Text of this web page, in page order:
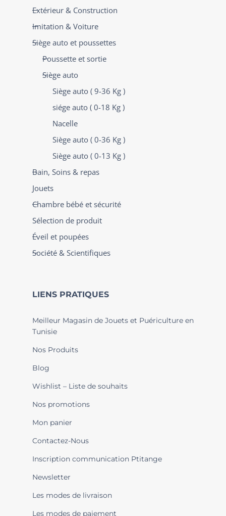
Extérieur & Construction
Imitation & Voiture
Siège auto et poussettes
Poussette et sortie
Siège auto
Siège auto ( 9-36 Kg )
siége auto ( 0-18 Kg )
Nacelle
Siège auto ( 0-36 Kg )
Siège auto ( 0-13 Kg )
Bain, Soins & repas
Jouets
Chambre bébé et sécurité
Sélection de produit
Éveil et poupées
Société & Scientifiques
LIENS PRATIQUES
Meilleur Magasin de Jouets et Puériculture en
Tunisie
Nos Produits
Blog
Wishlist – Liste de souhaits
Nos promotions
Mon panier
Contactez-Nous
Inscription communication Ptitange
Newsletter
Les modes de livraison
Les modes de paiement